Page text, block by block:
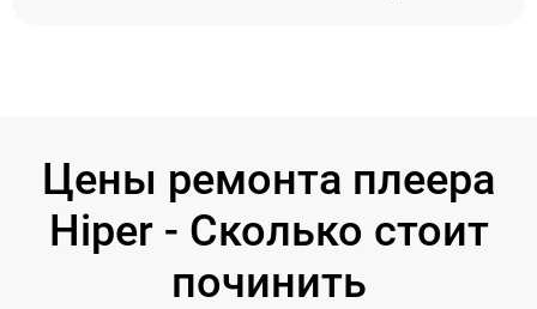
Цены ремонта плеера
Hiper - Сколько стоит
починить